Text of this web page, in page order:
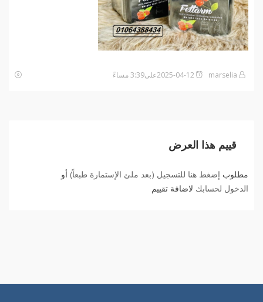
قييم هذا العرض
مطلوب إضغط هنا للتسجيل (بعد ملئ الإستمارة طبعاً) أو
الدخول لحسابك لاضافة تقييم